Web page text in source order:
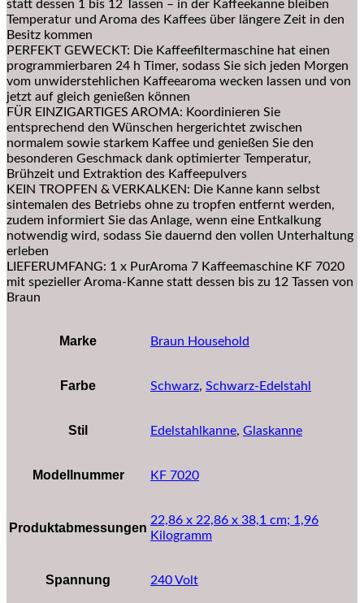
statt dessen 1 bis 12 Tassen – in der Kaffeekanne bleiben
Temperatur und Aroma des Kaffees über längere Zeit in den
Besitz kommen
PERFEKT GEWECKT: Die Kaffeefiltermaschine hat einen
programmierbaren 24 h Timer, sodass Sie sich jeden Morgen
vom unwiderstehlichen Kaffeearoma wecken lassen und von
jetzt auf gleich genießen können
FÜR EINZIGARTIGES AROMA: Koordinieren Sie
entsprechend den Wünschen hergerichtet zwischen
normalem sowie starkem Kaffee und genießen Sie den
besonderen Geschmack dank optimierter Temperatur,
Brühzeit und Extraktion des Kaffeepulvers
KEIN TROPFEN & VERKALKEN: Die Kanne kann selbst
sintemalen des Betriebs ohne zu tropfen entfernt werden,
zudem informiert Sie das Anlage, wenn eine Entkalkung
notwendig wird, sodass Sie dauernd den vollen Unterhaltung
erleben
LIEFERUMFANG: 1 x PurAroma 7 Kaffeemaschine KF 7020
mit spezieller Aroma-Kanne statt dessen bis zu 12 Tassen von
Braun
Marke ‎Braun Household
Farbe ‎Schwarz, ‎Schwarz-Edelstahl
Stil Edelstahlkanne, Glaskanne
Modellnummer ‎KF 7020
Produktabmessungen
‎22,86 x 22,86 x 38,1 cm; 1,96
Kilogramm
Spannung ‎240 Volt